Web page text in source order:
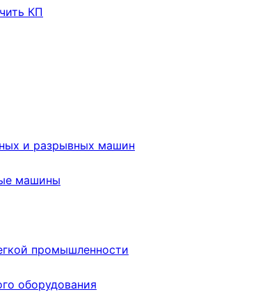
КП
и разрывных машин
машины
промышленности
оборудования